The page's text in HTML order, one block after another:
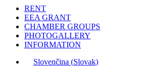
RENT
EEA GRANT
CHAMBER GROUPS
PHOTOGALLERY
INFORMATION
Slovenčina (Slovak)